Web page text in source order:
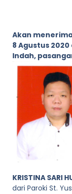
Akan
8 Agustus
Indah,
KRISTINA SARI
dari Paroki St.